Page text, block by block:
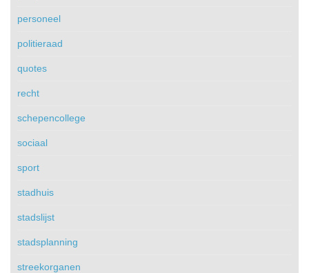
personeel
politieraad
quotes
recht
schepencollege
sociaal
sport
stadhuis
stadslijst
stadsplanning
streekorganen